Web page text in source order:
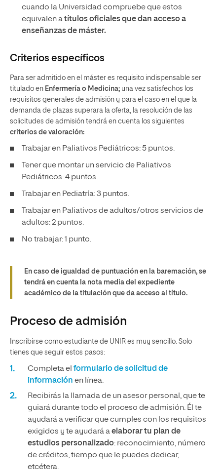
cuando la Universidad compruebe que estos
equivalen atítulos oficiales que dan acceso a
enseñanzas de máster.
Criterios específicos
Para ser admitido en el máster es requisito indispensable ser
titulado en Enfermería o Medicina; una vez satisfechos los
requisitos generales de admisión y para el caso en el que la
demanda de plazas superara la oferta, la resolución de las
solicitudes de admisión tendrá en cuenta los siguientes
criterios de valoración:
Trabajar en Paliativos Pediátricos: 5 puntos.
Tener que montar un servicio de Paliativos
Pediátricos: 4 puntos.
Trabajar en Pediatría: 3 puntos.
Trabajar en Paliativos de adultos/otros servicios de
adultos: 2 puntos.
No trabajar: 1 punto.
En caso de igualdad de puntuación en la baremación, se
tendrá en cuenta la nota media del expediente
académico de la titulación que da acceso al título.
Proceso de admisión
Inscribirse como estudiante de UNIR es muy sencillo. Solo
tienes que seguir estos pasos:
Completa el formulario de solicitud de
información en línea.
Recibirás la llamada de un asesor personal, que te
guiará durante todo el proceso de admisión. Él te
ayudará a verificar que cumples con los requisitos
exigidos y te ayudará aelaborar tu plan de
estudios personalizado: reconocimiento, número
de créditos, tiempo que le puedes dedicar,
etcétera.